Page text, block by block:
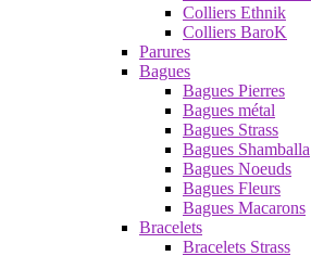
Colliers Ethnik
Colliers BaroK
Parures
Bagues
Bagues Pierres
Bagues métal
Bagues Strass
Bagues Shamballa
Bagues Noeuds
Bagues Fleurs
Bagues Macarons
Bracelets
Bracelets Strass